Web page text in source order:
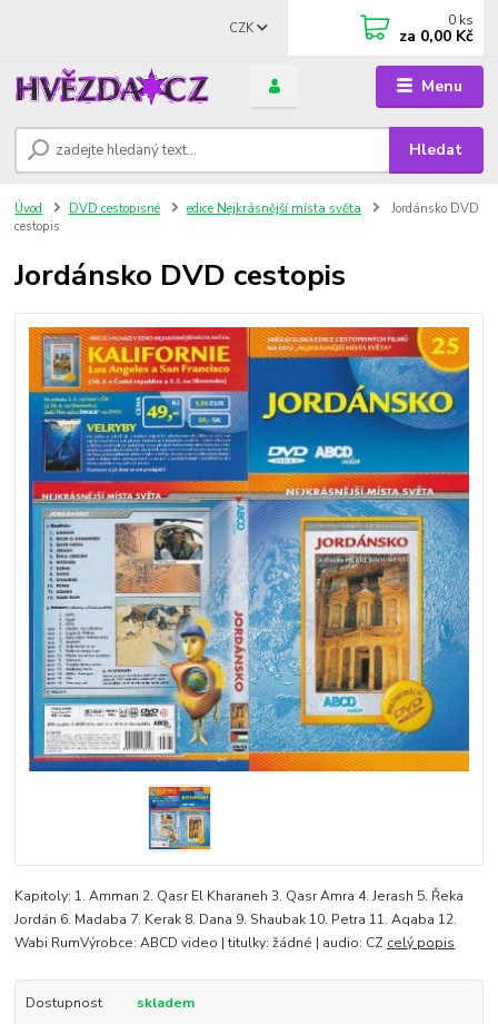
Menu
CZK
Hledat
0 ks
za 0,00 Kč
Úvod DVD cestopisné edice Nejkrásnější místa světa
Jordánsko DVD
cestopis
Jordánsko DVD cestopis
Kapitoly: 1. Amman 2. Qasr El Kharaneh 3. Qasr Amra 4. Jerash 5. Řeka
Jordán 6. Madaba 7. Kerak 8. Dana 9. Shaubak 10. Petra 11. Aqaba 12.
Wabi RumVýrobce: ABCD video | titulky: žádné | audio: CZ celý popis
Dostupnost
skladem